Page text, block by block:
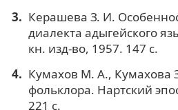
Керашева З. И.
диалекта адыгейского
кн. изд-во, 1957. 147 с.
Кумахов М. А., Кумахова
фольклора. Нартский
221 с.